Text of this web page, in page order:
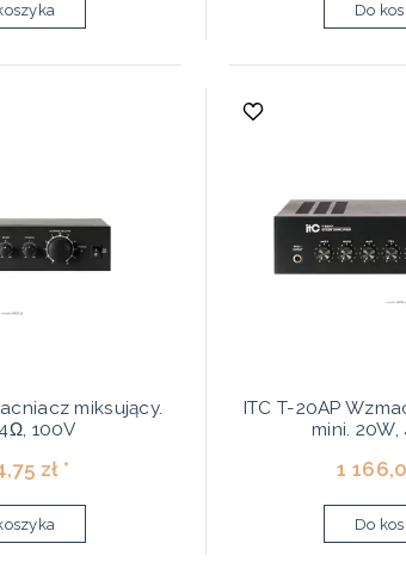
Do
miksujący.
100V
zł *
ITC T-20AP
mini. 20W,
1
Do